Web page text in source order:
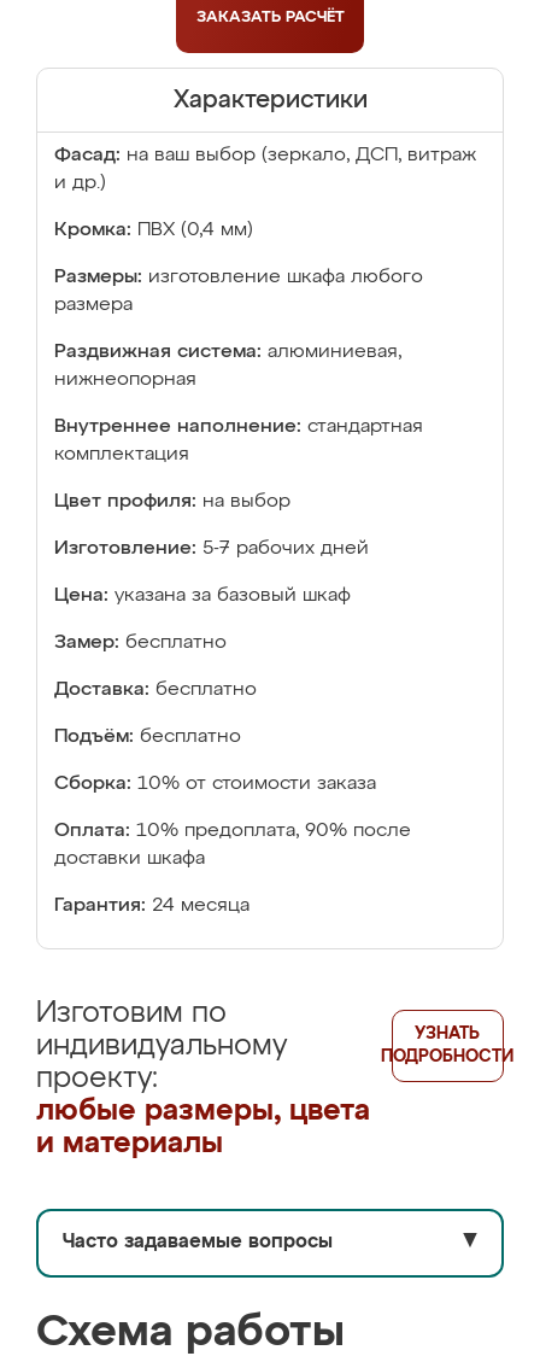
ЗАКАЗАТЬ РАСЧЁТ
Характеристики
Фасад: на ваш выбор (зеркало, ДСП, витраж
и др.)
Кромка: ПВХ (0,4 мм)
Размеры: изготовление шкафа любого
размера
Раздвижная система: алюминиевая,
нижнеопорная
Внутреннее наполнение: стандартная
комплектация
Цвет профиля: на выбор
Изготовление: 5-7 рабочих дней
Цена: указана за базовый шкаф
Замер: бесплатно
Доставка: бесплатно
Подъём: бесплатно
Сборка: 10% от стоимости заказа
Оплата: 10% предоплата, 90% после
доставки шкафа
Гарантия: 24 месяца
Изготовим по
индивидуальному
проекту:
любые размеры, цвета
и материалы
УЗНАТЬ
ПОДРОБНОСТИ
Часто задаваемые вопросы ▼
Схема работы